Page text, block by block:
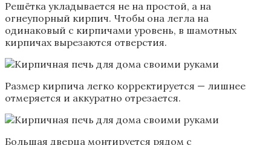
Решётка укладывается не на простой, а на
огнеупорный кирпич. Чтобы она легла на
одинаковый с кирпичами уровень, в шамотных
кирпичах вырезаются отверстия.
Размер кирпича легко корректируется — лишнее
отмеряется и аккуратно отрезается.
Большая дверца монтируется рядом с